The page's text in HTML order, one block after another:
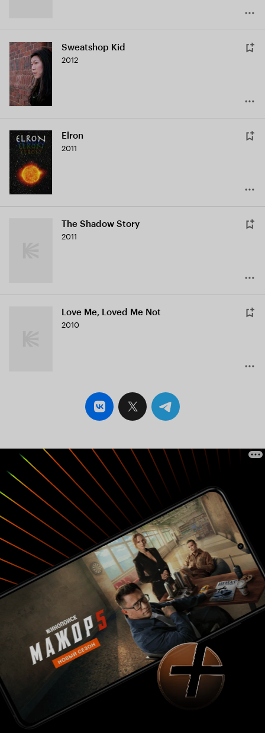
Sweatshop Kid
2012
Elron
2011
The Shadow Story
2011
Love Me, Loved Me Not
2010